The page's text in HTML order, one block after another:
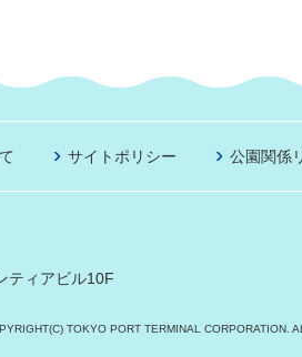
サイトポリシー 公園関係
ティアビル10F
TOKYO PORT TERMINAL CORPORATION.